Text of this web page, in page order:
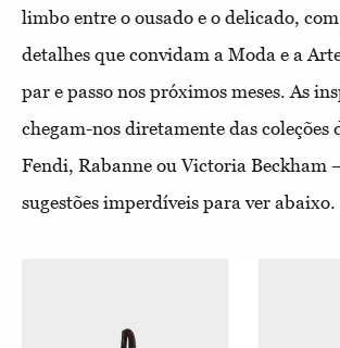
limbo entre o ousado e o delicado,
detalhes que convidam a Moda e a
par e passo nos próximos meses. As
chegam-nos diretamente das coleções
Fendi, Rabanne ou Victoria Beckham
sugestões imperdíveis para ver abaixo.